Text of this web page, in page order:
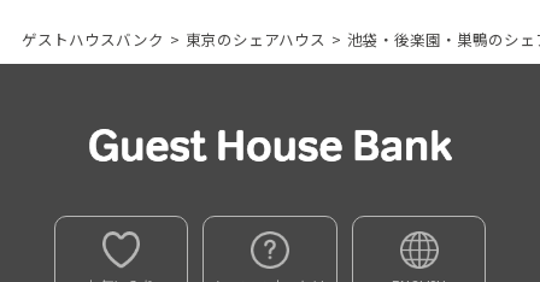
ゲストハウスバンク > 東京のシェアハウス > 池袋・後楽園・巣鴨のシェ